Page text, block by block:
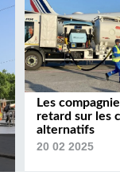
Les
retard sur les
alternatifs
20 02 2025